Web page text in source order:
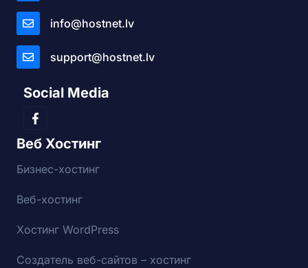
info@hostnet.lv
support@hostnet.lv
Social Media
Веб Хостинг
Бизнес-хостинг
Веб-хостинг
Хостинг WordPress
Создатель веб-сайтов – хостинг